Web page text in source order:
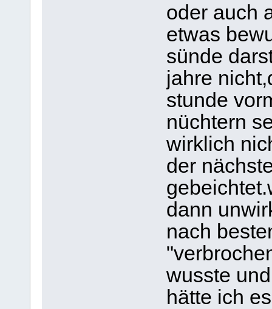
oder auch
etwas
sünde
jahre
stunde
nüchtern
wirklich
der
dann
nach
wusste
hätte ich